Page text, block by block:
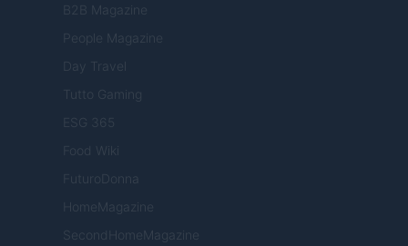
B2B Magazine
People Magazine
Day Travel
Tutto Gaming
ESG 365
Food Wiki
FuturoDonna
HomeMagazine
SecondHomeMagazine